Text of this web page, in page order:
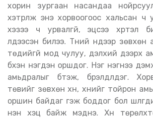
хорин зургаан насандаа
хэтрүүлж энэ хорвоогоос хальсан ч
хэзээ ч урвалгүй, эцсээ хүртэл
үлдээсэн билээ. Түүний нүдээр
төдийгүй мод чулуу, дэлхий дээрх
бүхэн нэгдэн оршдог. Нэг нэгнээ
амьдралыг бүтэж, бүрэлдүүлдэг.
төвийг зөвхөн хүн, хүнийг тойрон
оршин байдаг гэж боддог бол
нэн хэцүү байж мэднэ. Хүн